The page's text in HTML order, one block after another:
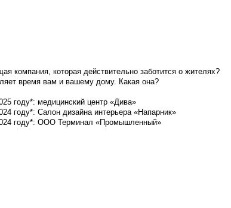
компания, которая действительно заботится о жителях?
время вам и вашему дому. Какая она?
году*: медицинский центр «Дива»
году*: Салон дизайна интерьера «Напарник»
году*: ООО Терминал «Промышленный»